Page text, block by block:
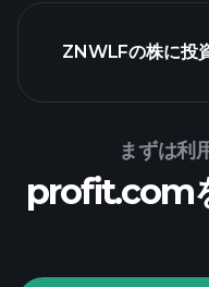
推奨証券会社
ZNWLFの株に投
まずは利
profit.com